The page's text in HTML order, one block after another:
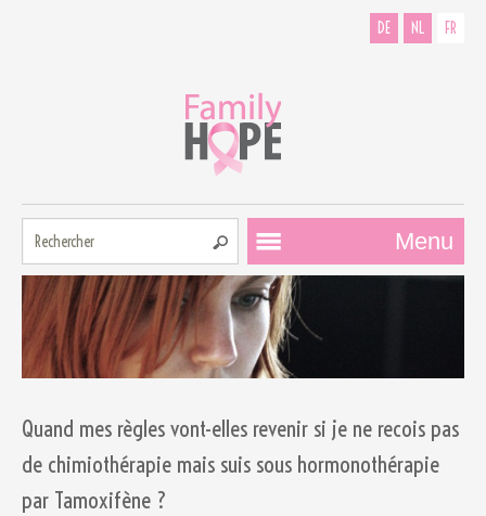
DE NL FR
Menu
Comment
vous aider?
Contributeurs
Quand mes règles vont-elles revenir si je ne recois pas
de chimiothérapie mais suis sous hormonothérapie
par Tamoxifène ?